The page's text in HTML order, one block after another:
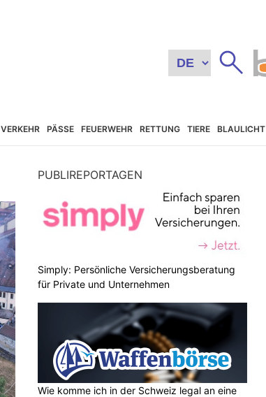
VERKEHR PÄSSE FEUERWEHR RETTUNG TIERE BLAULICHT
PUBLIREPORTAGEN
Simply: Persönliche Versicherungsberatung
für Private und Unternehmen
Wie komme ich in der Schweiz legal an eine